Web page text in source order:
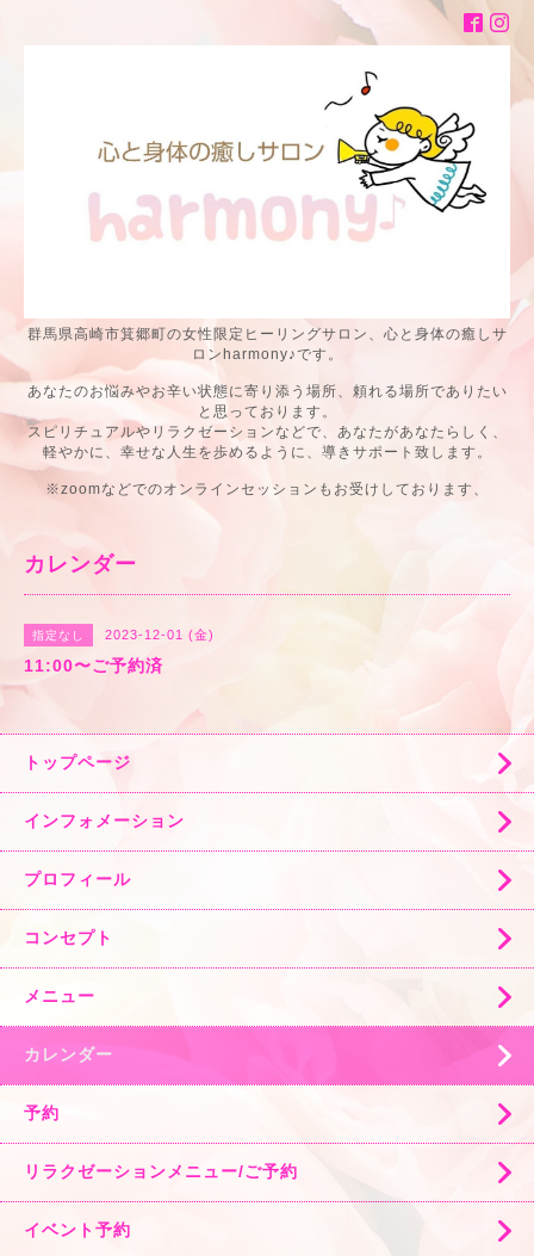
群馬県高崎市箕郷町の女性限定ヒーリングサロン、心と身体の癒しサ
ロンharmony♪です。
あなたのお悩みやお辛い状態に寄り添う場所、頼れる場所でありたい
と思っております。
スピリチュアルやリラクゼーションなどで、あなたがあなたらしく、
軽やかに、幸せな人生を歩めるように、導きサポート致します。
※zoomなどでのオンラインセッションもお受けしております、
カレンダー
指定なし 2023-12-01 (金)
11:00〜ご予約済
トップページ
インフォメーション
プロフィール
コンセプト
メニュー
カレンダー
予約
リラクゼーションメニュー/ご予約
イベント予約